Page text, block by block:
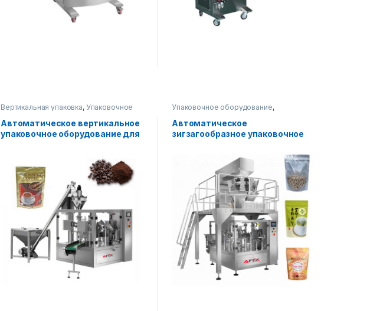
Вертикальная упаковка, Упаковочное
Автоматическое вертикальное
упаковочное оборудование для
Упаковочное оборудование,
Автоматическое
зигзагообразное упаковочное